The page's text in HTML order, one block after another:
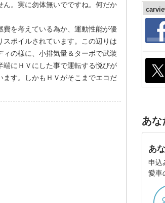
。実に勿体無いでですね。何だか
費を考えている為か、運動性能が優
ポイルされています。この辺りは
の様に、小排気量＆ターボで武装
にＨＶにした事で運転する悦びが
す。しかもＨＶがそこまでエコだ
あな
あ
申込
愛車